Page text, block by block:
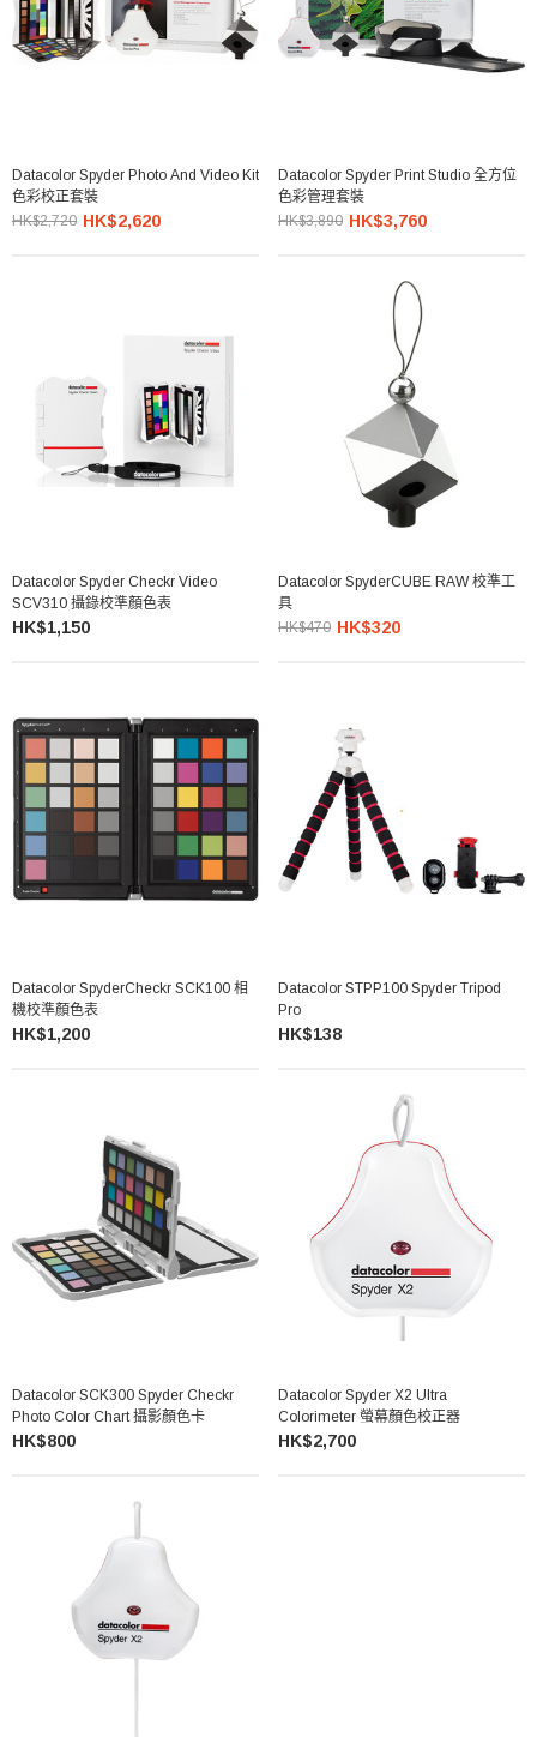
Datacolor Spyder Photo And Video Kit
色彩校正套裝
HK$2,720 HK$2,620
Datacolor Spyder Print Studio 全方位
色彩管理套裝
HK$3,890 HK$3,760
Datacolor Spyder Checkr Video
SCV310 攝錄校準顏色表
HK$1,150
Datacolor SpyderCUBE RAW 校準工
具
HK$470 HK$320
Datacolor SpyderCheckr SCK100 相
機校準顏色表
HK$1,200
Datacolor STPP100 Spyder Tripod
Pro
HK$138
Datacolor SCK300 Spyder Checkr
Photo Color Chart 攝影顏色卡
HK$800
Datacolor Spyder X2 Ultra
Colorimeter 螢幕顏色校正器
HK$2,700